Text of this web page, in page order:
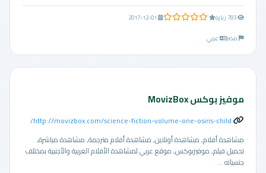
0.0 من 5 نجوم
مصر
عربي
موفيز بوكس MovizBox
http://movizbox.com/science-fiction-volume-one-osiris-child/
مشاهدة أفلام, مشاهدة أونلاين, مشاهدة أفلام مترجمة, مشاهدة مباشرة,
تحميل فيلم, موفيزبوكس, موقع عربي لمشاهدة الأفلام العربية والأجنبية بمختلف
جنسياته ...